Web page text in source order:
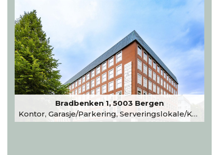
Bradbenken 1, 5003 Bergen
Kontor, Garasje/Parkering, Serveringslokale/Kantine, Undervisning/Arrangement